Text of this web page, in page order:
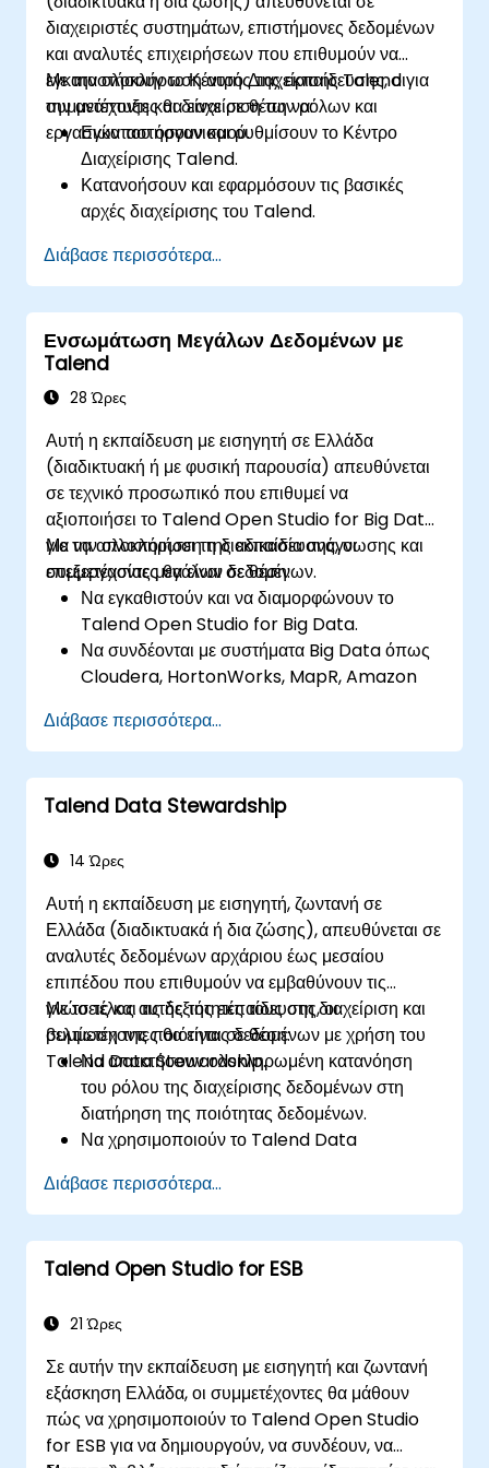
διαχειριστές συστημάτων, επιστήμονες δεδομένων
και αναλυτές επιχειρήσεων που επιθυμούν να
εγκαταστήσουν το Κέντρο Διαχείρισης Talend για
την ανάπτυξη και διαχείριση των ρόλων και
εργασιών του οργανισμού.
Με την ολοκλήρωση αυτής της εκπαίδευσης, οι
συμμετέχοντες θα είναι σε θέση να:
Εγκαταστήσουν και ρυθμίσουν το Κέντρο
Διαχείρισης Talend.
Κατανοήσουν και εφαρμόσουν τις βασικές
αρχές διαχείρισης του Talend.
επιχειρηματικά έργα ή εργασίες στο Talend.
Παρακολουθήσουν την ασφάλεια των
συνόλων δεδομένων και αναπτύξουν
επιχειρηματικές ρουτίνες βασισμένες στο
πλαίσιο TAC.
Αποκτήσουν ευρύτερη κατανόηση των
Διάβασε περισσότερα...
Ενσωμάτωση Μεγάλων Δεδομένων με
Talend
28 Ώρες
Αυτή η εκπαίδευση με εισηγητή σε Ελλάδα
(διαδικτυακή ή με φυσική παρουσία) απευθύνεται
σε τεχνικό προσωπικό που επιθυμεί να
αξιοποιήσει το Talend Open Studio for Big Data
για να απλοποιήσει τη διαδικασία ανάγνωσης και
επεξεργασίας μεγάλων δεδομένων.
Με την ολοκλήρωση της εκπαίδευσης, οι
συμμετέχοντες θα είναι σε θέση:
Να εγκαθιστούν και να διαμορφώνουν το
Talend Open Studio for Big Data.
Να συνδέονται με συστήματα Big Data όπως
Cloudera, HortonWorks, MapR, Amazon
Να κατανοούν και να ρυθμίζουν τα εξαρτήματα
και τις συνδέσεις Big Data του Open Studio.
Να παραμετροποιούν παραμέτρους για
αυτόματη παραγωγή κώδικα MapReduce.
drop του Open Studio για εκτέλεση εργασιών
Να δημιουργούν πρωτότυπα αγωγών Big
Data.
Να αυτοματοποιούν έργα ενοποίησης
μεγάλων δεδομένων.
Διάβασε περισσότερα...
Talend Data Stewardship
14 Ώρες
Αυτή η εκπαίδευση με εισηγητή, ζωντανή σε
Ελλάδα (διαδικτυακά ή δια ζώσης), απευθύνεται σε
αναλυτές δεδομένων αρχάριου έως μεσαίου
επιπέδου που επιθυμούν να εμβαθύνουν τις
γνώσεις και τις δεξιότητές τους στη διαχείριση και
βελτίωση της ποιότητας δεδομένων με χρήση του
Talend Data Stewardship.
Με το τέλος αυτής της εκπαίδευσης, οι
συμμετέχοντες θα είναι σε θέση:
Να αποκτήσουν ολοκληρωμένη κατανόηση
του ρόλου της διαχείρισης δεδομένων στη
διατήρηση της ποιότητας δεδομένων.
Να χρησιμοποιούν το Talend Data
ποιότητας δεδομένων.
Να δημιουργούν, να αναθέτουν και να
διαχειρίζονται εργασίες μέσα στο Talend Data
Stewardship, συμπεριλαμβανομένης της
Να χρησιμοποιούν τις δυνατότητες αναφοράς
ιχνηλάτηση της ποιότητας δεδομένων και των
προσπαθειών διαχείρισης.
Διάβασε περισσότερα...
Talend Open Studio for ESB
21 Ώρες
Σε αυτήν την εκπαίδευση με εισηγητή και ζωντανή
εξάσκηση Ελλάδα, οι συμμετέχοντες θα μάθουν
πώς να χρησιμοποιούν το Talend Open Studio
for ESB για να δημιουργούν, να συνδέουν, να